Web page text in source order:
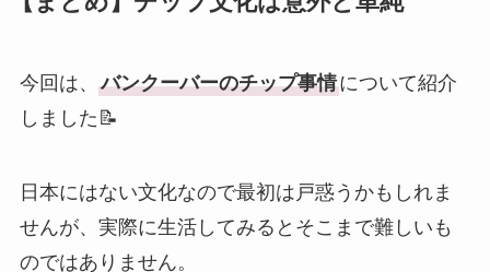
今回は、 バンクーバーのチップ事情について紹介
しました📝
日本にはない文化なので最初は戸惑うかもしれま
せんが、実際に生活してみるとそこまで難しいも
のではありません。